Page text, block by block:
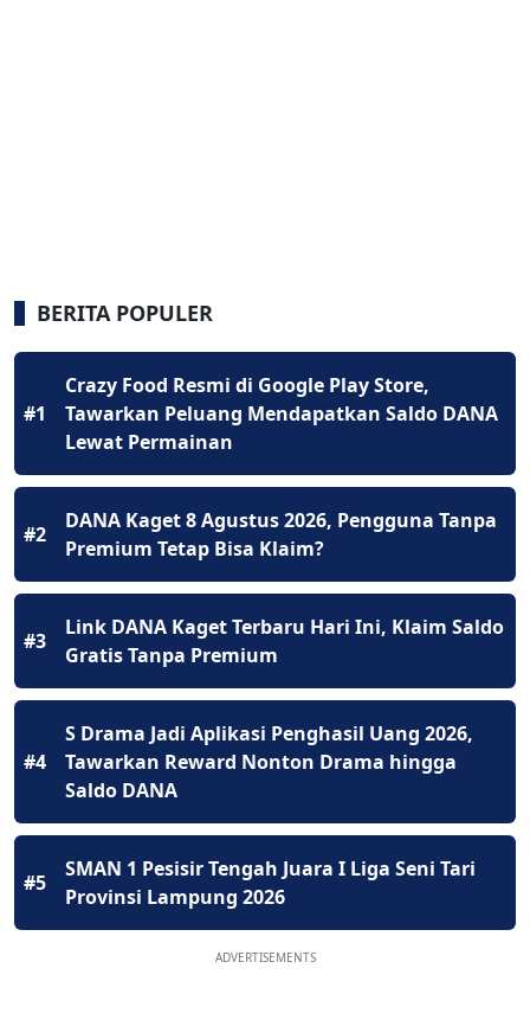
BERITA POPULER
#1
Crazy Food Resmi di Google Play Store,
Tawarkan Peluang Mendapatkan Saldo DANA
Lewat Permainan
#2
DANA Kaget 8 Agustus 2026, Pengguna Tanpa
Premium Tetap Bisa Klaim?
#3
Link DANA Kaget Terbaru Hari Ini, Klaim Saldo
Gratis Tanpa Premium
#4
S Drama Jadi Aplikasi Penghasil Uang 2026,
Tawarkan Reward Nonton Drama hingga
Saldo DANA
#5
SMAN 1 Pesisir Tengah Juara I Liga Seni Tari
Provinsi Lampung 2026
ADVERTISEMENTS